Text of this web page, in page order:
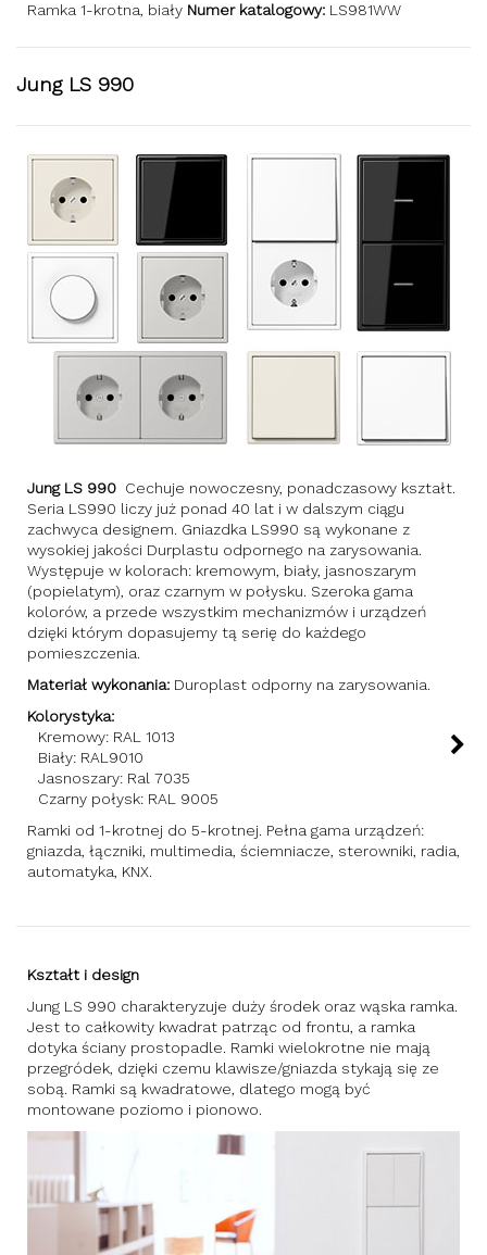
Ramka 1-krotna, biały Numer katalogowy: LS981WW
Jung LS 990
Jung LS 990 Cechuje nowoczesny, ponadczasowy kształt.
Seria LS990 liczy już ponad 40 lat i w dalszym ciągu
zachwyca designem. Gniazdka LS990 są wykonane z
wysokiej jakości Durplastu odpornego na zarysowania.
Występuje w kolorach: kremowym, biały, jasnoszarym
(popielatym), oraz czarnym w połysku. Szeroka gama
kolorów, a przede wszystkim mechanizmów i urządzeń
dzięki którym dopasujemy tą serię do każdego
pomieszczenia.
Materiał wykonania: Duroplast odporny na zarysowania.
Kolorystyka:
Kremowy: RAL 1013
Biały: RAL9010
Jasnoszary: Ral 7035
Czarny połysk: RAL 9005
Ramki od 1-krotnej do 5-krotnej. Pełna gama urządzeń:
gniazda, łączniki, multimedia, ściemniacze, sterowniki, radia,
automatyka, KNX.
Kształt i design
Jung LS 990 charakteryzuje duży środek oraz wąska ramka.
Jest to całkowity kwadrat patrząc od frontu, a ramka
dotyka ściany prostopadle. Ramki wielokrotne nie mają
przegródek, dzięki czemu klawisze/gniazda stykają się ze
sobą. Ramki są kwadratowe, dlatego mogą być
montowane poziomo i pionowo.